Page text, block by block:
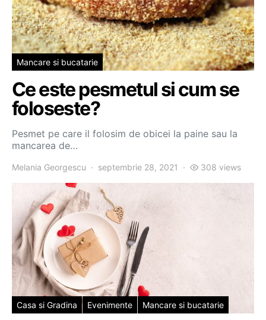
Mancare si bucatarie
Ce este pesmetul si cum se
foloseste?
Pesmet pe care il folosim de obicei la paine sau la
mancarea de…
Melania Georgescu septembrie 28, 2021 308 views
Casa si Gradina Evenimente Mancare si bucatarie